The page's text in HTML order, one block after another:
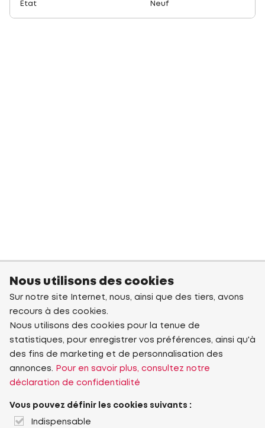
État Neuf
Nous utilisons des cookies
Sur notre site Internet, nous, ainsi que des tiers, avons
recours à des cookies.
Nous utilisons des cookies pour la tenue de
statistiques, pour enregistrer vos préférences, ainsi qu'à
des fins de marketing et de personnalisation des
annonces.
Pour en savoir plus, consultez notre
déclaration de confidentialité
Vous pouvez définir les cookies suivants :
Indispensable